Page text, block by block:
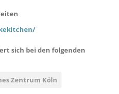
sich bei den folgenden
Zentrum Köln